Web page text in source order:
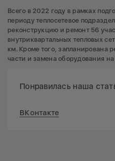
Всего в 2022 году в рамках
периоду теплосетевое
реконструкцию и ремонт 56
внутриквартальных тепловых
км. Кроме того, запланирована
части и замена оборудования
Понравилась наша
ВКонтакте